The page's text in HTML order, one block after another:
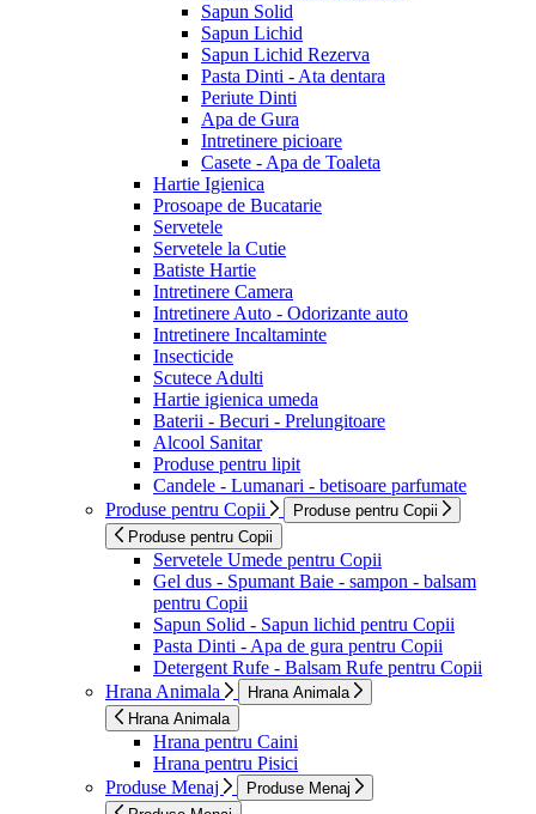
Sapun Solid
Sapun Lichid
Sapun Lichid Rezerva
Pasta Dinti - Ata dentara
Periute Dinti
Apa de Gura
Intretinere picioare
Casete - Apa de Toaleta
Hartie Igienica
Prosoape de Bucatarie
Servetele
Servetele la Cutie
Batiste Hartie
Intretinere Camera
Intretinere Auto - Odorizante auto
Intretinere Incaltaminte
Insecticide
Scutece Adulti
Hartie igienica umeda
Baterii - Becuri - Prelungitoare
Alcool Sanitar
Produse pentru lipit
Candele - Lumanari - betisoare parfumate
Produse pentru Copii
Produse pentru Copii
Produse pentru Copii
Servetele Umede pentru Copii
Gel dus - Spumant Baie - sampon - balsam
pentru Copii
Sapun Solid - Sapun lichid pentru Copii
Pasta Dinti - Apa de gura pentru Copii
Detergent Rufe - Balsam Rufe pentru Copii
Hrana Animala
Hrana Animala
Hrana Animala
Hrana pentru Caini
Hrana pentru Pisici
Produse Menaj
Produse Menaj